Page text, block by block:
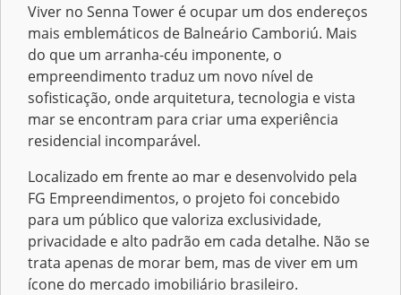
Viver no Senna Tower é ocupar um dos endereços
mais emblemáticos de Balneário Camboriú. Mais
do que um arranha-céu imponente, o
empreendimento traduz um novo nível de
sofisticação, onde arquitetura, tecnologia e vista
mar se encontram para criar uma experiência
residencial incomparável.
Localizado em frente ao mar e desenvolvido pela
FG Empreendimentos, o projeto foi concebido
para um público que valoriza exclusividade,
privacidade e alto padrão em cada detalhe. Não se
trata apenas de morar bem, mas de viver em um
ícone do mercado imobiliário brasileiro.